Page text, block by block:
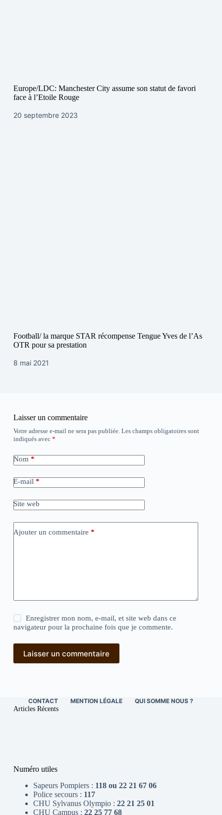
Europe/LDC: Manchester City assume son statut de favori
face à l’Etoile Rouge
20 septembre 2023
Football/ la marque STAR récompense Tengue Yves de l’As
OTR pour sa prestation
8 mai 2021
Laisser un commentaire
Votre adresse e-mail ne sera pas publiée. Les champs obligatoires sont
indiqués avec *
Nom *
E-mail *
Site web
Ajouter un commentaire *
Enregistrer mon nom, e-mail, et site web dans ce
navigateur pour la prochaine fois que je commente.
Laisser un commentaire
CONTACT MENTION LÉGALE QUI SOMME NOUS ?
Articles Récents
Numéro utiles
Sapeurs Pompiers : 118 ou 22 21 67 06
Police secours : 117
CHU Sylvanus Olympio : 22 21 25 01
CHU Campus : 22 25 77 68